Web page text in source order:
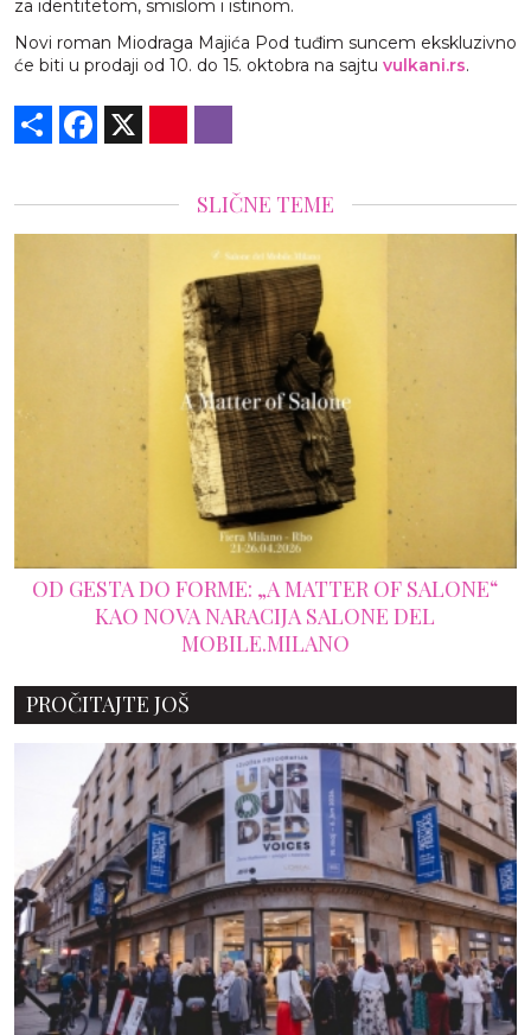
za identitetom, smislom i istinom.
Novi roman Miodraga Majića Pod tuđim suncem ekskluzivno
će biti u prodaji od 10. do 15. oktobra na sajtu vulkani.rs.
Share Facebook
SLIČNE TEME
OD GESTA DO FORME: „A MATTER OF SALONE“
KAO NOVA NARACIJA SALONE DEL
MOBILE.MILANO
PROČITAJTE JOŠ